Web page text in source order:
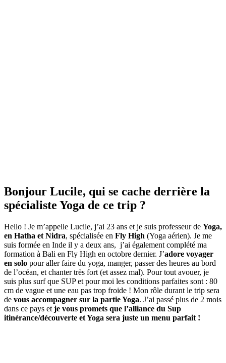
Bonjour Lucile, qui se cache derrière la
spécialiste Yoga de ce trip ?
Hello ! Je m’appelle Lucile, j’ai 23 ans et je suis professeur de Yoga,
en Hatha et Nidra, spécialisée en Fly High (Yoga aérien). Je me
suis formée en Inde il y a deux ans, j’ai également complété ma
formation à Bali en Fly High en octobre dernier. J’adore voyager
en solo pour aller faire du yoga, manger, passer des heures au bord
de l’océan, et chanter très fort (et assez mal). Pour tout avouer, je
suis plus surf que SUP et pour moi les conditions parfaites sont : 80
cm de vague et une eau pas trop froide ! Mon rôle durant le trip sera
de vous accompagner sur la partie Yoga. J’ai passé plus de 2 mois
dans ce pays et je vous promets que l’alliance du Sup
itinérance/découverte et Yoga sera juste un menu parfait !